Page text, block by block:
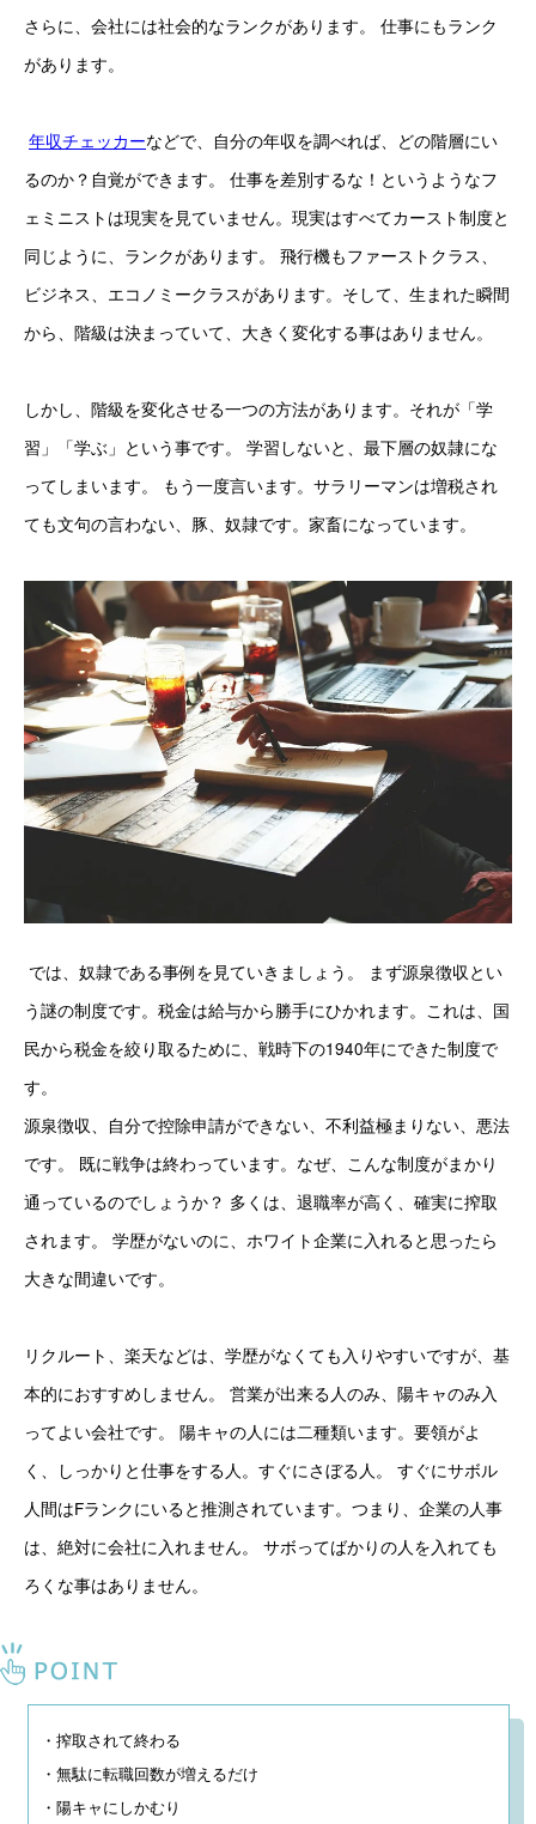
さらに、会社には社会的なランクがあります。 仕事にもランク
があります。
年収チェッカーなどで、自分の年収を調べれば、どの階層にい
るのか？自覚ができます。 仕事を差別するな！というようなフ
ェミニストは現実を見ていません。現実はすべてカースト制度と
同じように、ランクがあります。 飛行機もファーストクラス、
ビジネス、エコノミークラスがあります。そして、生まれた瞬間
から、階級は決まっていて、大きく変化する事はありません。
しかし、階級を変化させる一つの方法があります。それが「学
習」「学ぶ」という事です。 学習しないと、最下層の奴隷にな
ってしまいます。 もう一度言います。サラリーマンは増税され
ても文句の言わない、豚、奴隷です。家畜になっています。
では、奴隷である事例を見ていきましょう。 まず源泉徴収とい
う謎の制度です。税金は給与から勝手にひかれます。これは、国
民から税金を絞り取るために、戦時下の1940年にできた制度で
す。
源泉徴収、自分で控除申請ができない、不利益極まりない、悪法
です。 既に戦争は終わっています。なぜ、こんな制度がまかり
通っているのでしょうか？ 多くは、退職率が高く、確実に搾取
されます。 学歴がないのに、ホワイト企業に入れると思ったら
大きな間違いです。
リクルート、楽天などは、学歴がなくても入りやすいですが、基
本的におすすめしません。 営業が出来る人のみ、陽キャのみ入
ってよい会社です。 陽キャの人には二種類います。要領がよ
く、しっかりと仕事をする人。すぐにさぼる人。 すぐにサボル
人間はFランクにいると推測されています。つまり、企業の人事
は、絶対に会社に入れません。 サボってばかりの人を入れても
ろくな事はありません。
・搾取されて終わる
・無駄に転職回数が増えるだけ
・陽キャにしかむり